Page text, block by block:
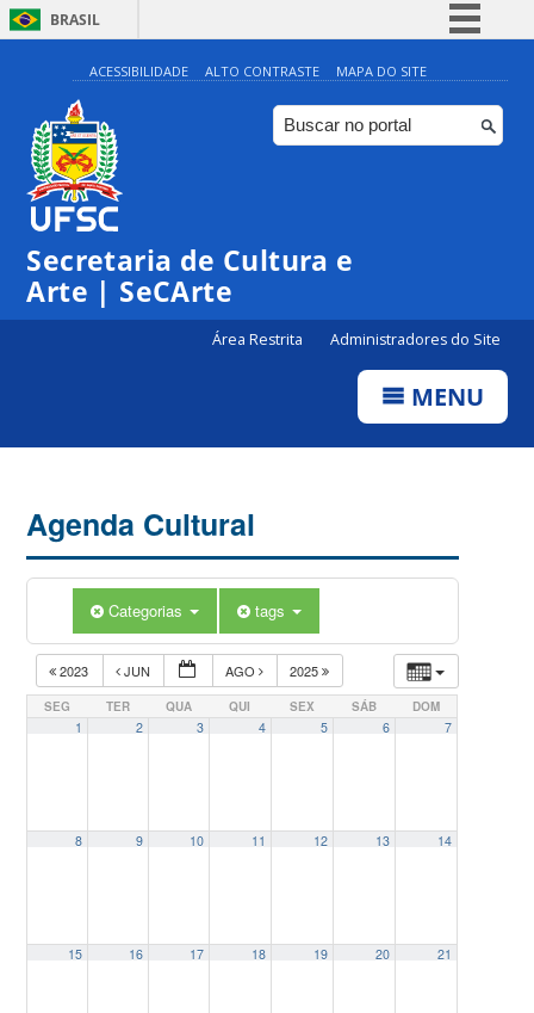
BRASIL
Simplifique!
Comunica BR
Participe
ACESSIBILIDADE ALTO CONTRASTE MAPA DO SITE
Secretaria de Cultura e
Arte | SeCArte
Área Restrita Administradores do Site
MENU
Agenda Cultural
Categorias tags
2023 JUN AGO 2025
SEG TER QUA QUI SEX SÁB DOM
1 2 3 4 5 6 7
8 9 10 11 12 13 14
15 16 17 18 19 20 21